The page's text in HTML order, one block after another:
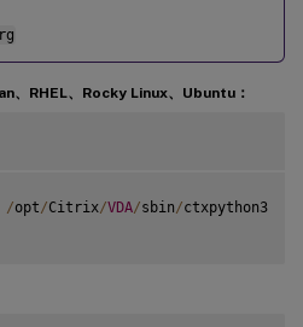
、RHEL、Rocky Linux、Ubuntu：
/opt/Citrix/VDA/sbin/ctxpython3